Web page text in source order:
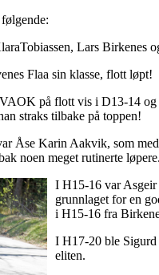
Lars Birkenes
Flaa sin klasse, flott løpt!
på flott vis i D13-14 og
straks tilbake på toppen!
Åse Karin Aakvik, som
noen meget rutinerte
I H15-16 var Asgeir
grunnlaget for en
i H15-16 fra
I H17-20 ble
eliten.